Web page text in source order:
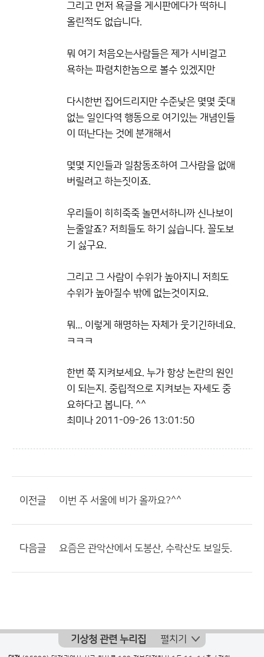
그리고 먼저 욕글을 게시판에다가 떡하니
올린적도 없습니다.
뭐 여기 처음오는사람들은 제가 시비걸고
욕하는 파렴치한놈으로 볼수 있겠지만
다시한번 집어드리지만 수준낮은 몇몇 줏대
없는 일인다역 행동으로 여기있는 개념인들
이 떠난다는 것에 분개해서
몇몇 지인들과 일참동조하여 그사람을 없애
버릴려고 하는짓이죠.
우리들이 히히죽죽 놀면서하니까 신나보이
는줄알죠? 저희들도 하기 싫습니다. 꼴도보
기 싫구요.
그리고 그 사람이 수위가 높아지니 저희도
수위가 높아질수 밖에 없는것이지요.
뭐... 이렇게 해명하는 자체가 웃기긴하네요.
ㅋㅋㅋ
한번 쭉 지켜보세요. 누가 항상 논란의 원인
이 되는지. 중립적으로 지켜보는 자세도 중
요하다고 봅니다. ^^
최미나 2011-09-26 13:01:50
이전글 이번 주 서울에 비가 올까요?^^
다음글 요즘은 관악산에서 도봉산, 수락산도 보일듯.
기상청 관련 누리집 펼치기